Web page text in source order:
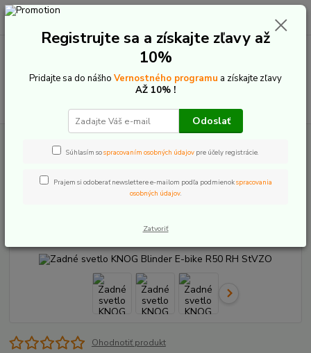
+421 907 20 22 33
0,00 €
KNOG Blinder E-bike R50 RH StVZO
Zadné svetlo KNOG Blinder E-
bike R50 RH StVZO
Ohodnotiť produkt
Registrujte sa a získajte zľavy až
10%
Pridajte sa do nášho Vernostného programu a získajte zľavy
AŽ 10% !
Odoslať
Súhlasím sospracovaním osobných údajov pre účely registrácie.
Prajem si odoberať newslettere e-mailom podľa podmienokspracovania
osobných údajov.
Zatvoriť